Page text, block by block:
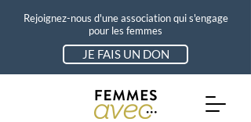
Rejoignez-nous d'une association qui s'engage
pour les femmes
JE FAIS UN DON